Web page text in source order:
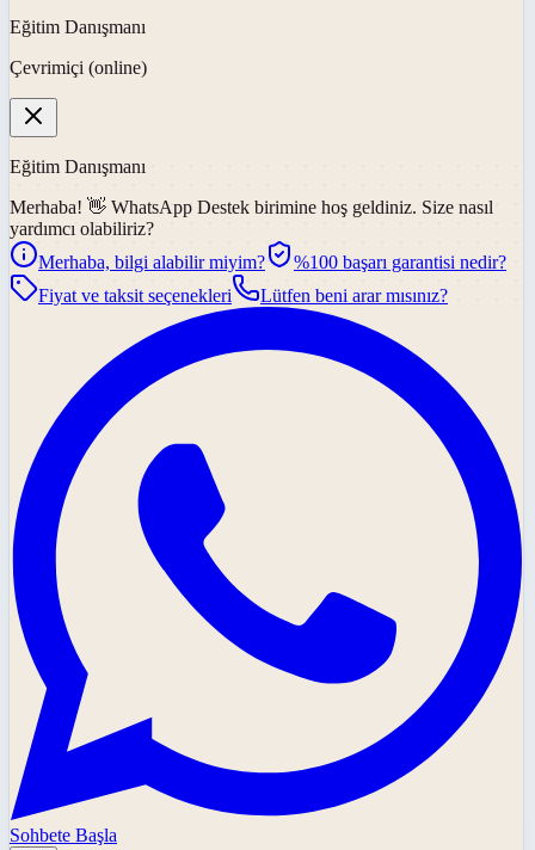
Eğitim Danışmanı
Çevrimiçi (online)
Eğitim Danışmanı
Merhaba! 👋 WhatsApp Destek birimine hoş geldiniz. Size nasıl
yardımcı olabiliriz?
Merhaba, bilgi alabilir miyim?
%100 başarı garantisi nedir?
Fiyat ve taksit seçenekleri
Lütfen beni arar mısınız?
Sohbete Başla